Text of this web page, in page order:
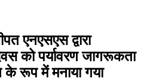
एनएसएस द्वारा
को पर्यावरण जागरूकता
के रूप में मनाया गया